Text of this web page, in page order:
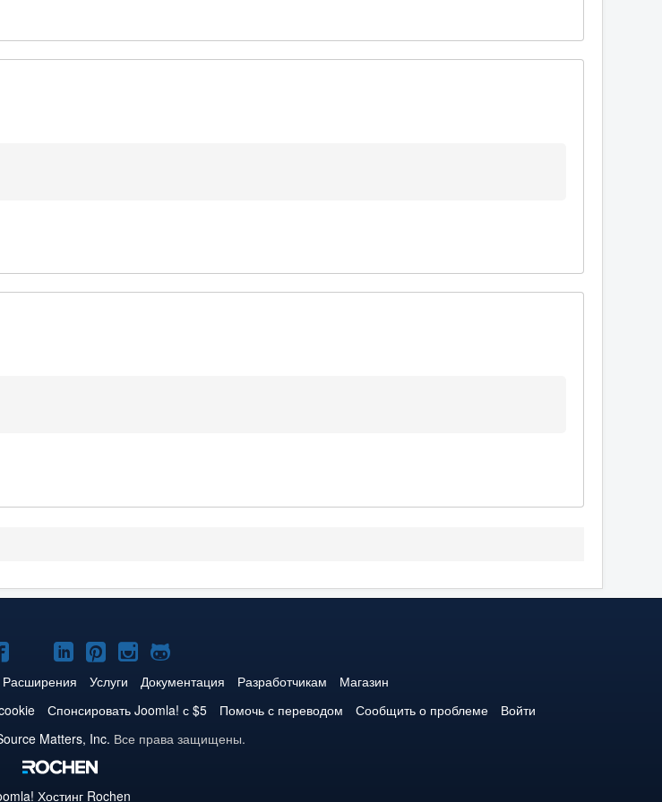
Joomla!
в
Facebook
Joomla!
в
YouTube
Joomla!
в
LinkedIn
Joomla!
в
Pinterest
Joomla!
в
Instagram
Joomla!
на
GitHub
Расширения Услуги Документация Разработчикам
Магазин
Спонсировать Joomla! с $5 Помочь с переводом Сообщить о проблеме
Войти
Matters, Inc. Все права защищены.
Хостинг Rochen